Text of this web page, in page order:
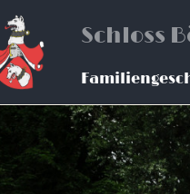
Schloss